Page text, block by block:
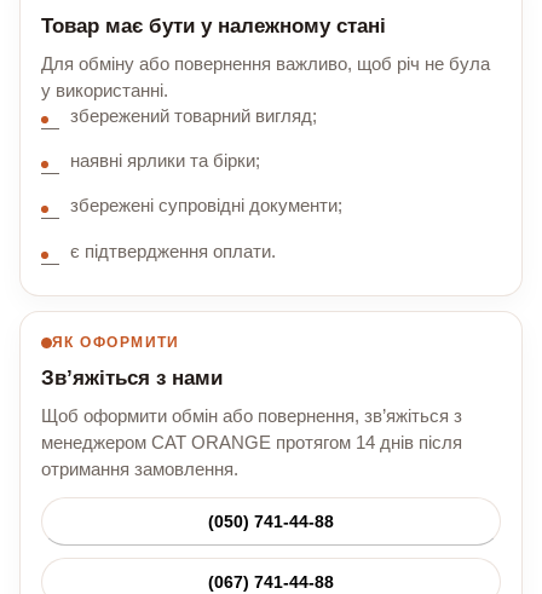
Товар має бути у належному стані
Для обміну або повернення важливо, щоб річ не була
у використанні.
збережений товарний вигляд;
наявні ярлики та бірки;
збережені супровідні документи;
є підтвердження оплати.
ЯК ОФОРМИТИ
Зв’яжіться з нами
Щоб оформити обмін або повернення, зв’яжіться з
менеджером CAT ORANGE протягом 14 днів після
отримання замовлення.
(050) 741-44-88
(067) 741-44-88